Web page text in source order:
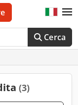
Cerca
(3)